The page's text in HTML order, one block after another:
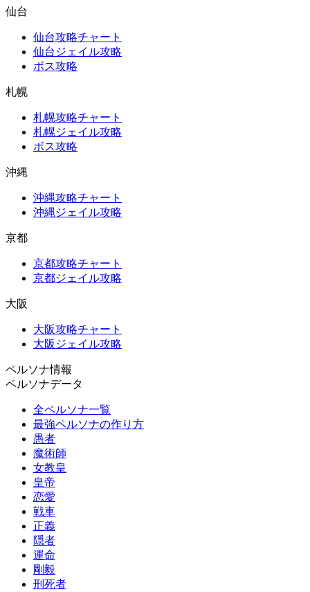
仙台
仙台攻略チャート
仙台ジェイル攻略
ボス攻略
札幌
札幌攻略チャート
札幌ジェイル攻略
ボス攻略
沖縄
沖縄攻略チャート
沖縄ジェイル攻略
京都
京都攻略チャート
京都ジェイル攻略
大阪
大阪攻略チャート
大阪ジェイル攻略
ペルソナ情報
ペルソナデータ
全ペルソナ一覧
最強ペルソナの作り方
愚者
魔術師
女教皇
皇帝
恋愛
戦車
正義
隠者
運命
剛毅
刑死者